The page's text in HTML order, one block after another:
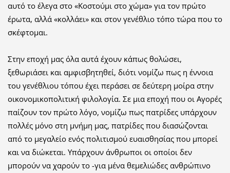
αυτό το έλεγα στο «Κοστούμι στο χώμα» για τον πρώτο
έρωτα, αλλά «κολλάει» και στον γενέθλιο τόπο τώρα που το
σκέφτομαι.
Στην εποχή μας όλα αυτά έχουν κάπως θολώσει,
ξεθωριάσει και αμφισβητηθεί, διότι νομίζω πως η έννοια
του γενέθλιου τόπου έχει περάσει σε δεύτερη μοίρα στην
οικονομικοπολιτική φιλολογία. Σε μια εποχή που οι Αγορές
παίζουν τον πρώτο λόγο, νομίζω πως πατρίδες υπάρχουν
πολλές μόνο στη μνήμη μας, πατρίδες που διασώζονται
από το μεγαλείο ενός πολιτισμού ευαισθησίας που μπορεί
και να διώκεται. Υπάρχουν άνθρωποι οι οποίοι δεν
μπορούν να χαρούν το -για μένα θεμελιώδες ανθρώπινο